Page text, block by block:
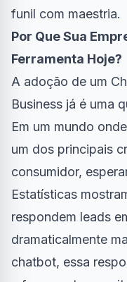
funil com maestria.
Por Que Sua
Ferramenta Hoje?
A adoção de um
Business já é uma
Em um mundo
um dos principais
consumidor,
Estatísticas
respondem leads
dramaticalmente
chatbot, essa